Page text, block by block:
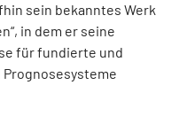
sein bekanntes Werk
in dem er seine
für fundierte und